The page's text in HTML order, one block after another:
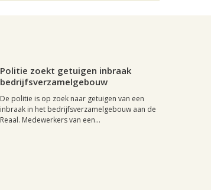
Politie zoekt getuigen inbraak
bedrijfsverzamelgebouw
De politie is op zoek naar getuigen van een
inbraak in het bedrijfsverzamelgebouw aan de
Reaal. Medewerkers van een...